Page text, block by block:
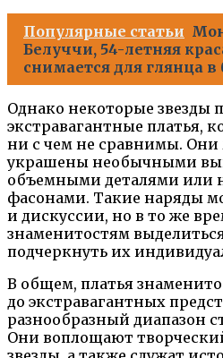
Популярные статьи
Белуччи, 54-летняя
снимается для глянца в
Однако некоторые звезды
экстравагантные платья,
ни с чем не сравнимы. Они
украшены необычными
объемными деталями или
фасонами. Такие наряды
и дискуссии, но в то же
знаменитостям
подчеркнуть их
В общем, платья
до экстравагантных
разнообразный диапазон
Они воплощают